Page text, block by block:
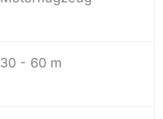
30 - 60 m